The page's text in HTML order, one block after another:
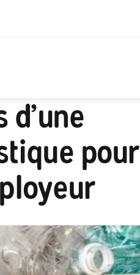
d’une
pour